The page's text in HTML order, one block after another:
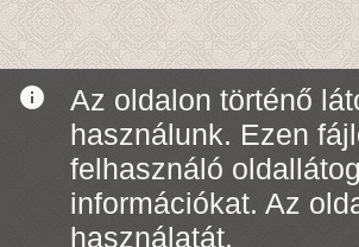
info
Az oldalon történő
használunk. Ezen
felhasználó
információkat. Az
használatát.